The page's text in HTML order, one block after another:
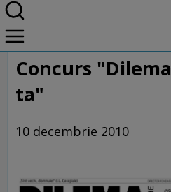
Home
Dileme on-line
Concurs "Dilema
ta"
10 decembrie 2010